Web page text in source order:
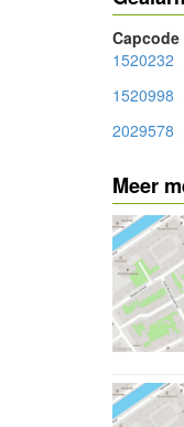
Capcode
1520232
1520998
2029578
Meer